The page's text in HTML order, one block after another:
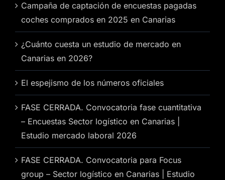
Campaña de captación de encuestas pagadas
coches comprados en 2025 en Canarias
¿Cuánto cuesta un estudio de mercado en
Canarias en 2026?
El espejismo de los números oficiales
FASE CERRADA. Convocatoria fase cuantitativa
– Encuestas Sector logístico en Canarias |
Estudio mercado laboral 2026
FASE CERRADA. Convocatoria para Focus
group – Sector logístico en Canarias | Estudio